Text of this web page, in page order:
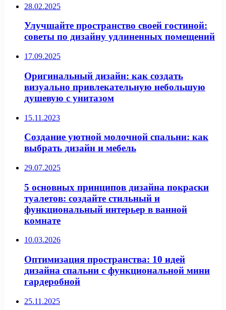
28.02.2025
Улучшайте пространство своей гостиной:
советы по дизайну удлиненных помещений
17.09.2025
Оригинальный дизайн: как создать
визуально привлекательную небольшую
душевую с унитазом
15.11.2023
Создание уютной молочной спальни: как
выбрать дизайн и мебель
29.07.2025
5 основных принципов дизайна покраски
туалетов: создайте стильный и
функциональный интерьер в ванной
комнате
10.03.2026
Оптимизация пространства: 10 идей
дизайна спальни с функциональной мини
гардеробной
25.11.2025